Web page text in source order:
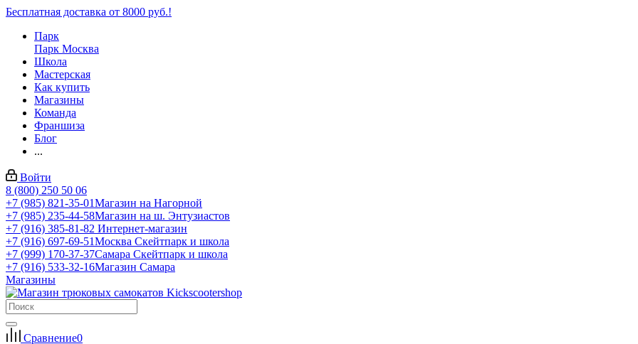
Бесплатная доставка от 8000 руб.!
Парк
Парк Москва
Школа
Мастерская
Как купить
Магазины
Команда
Франшиза
Блог
...
Войти
8 (800) 250 50 06
+7 (985) 821-35-01Магазин на Нагорной
+7 (985) 235-44-58Магазин на ш. Энтузиастов
+7 (916) 385-81-82 Интернет-магазин
+7 (916) 697-69-51Москва Скейтпарк и школа
+7 (999) 170-37-37Самара Скейтпарк и школа
+7 (916) 533-32-16Магазин Самара
Магазины
Сравнение0